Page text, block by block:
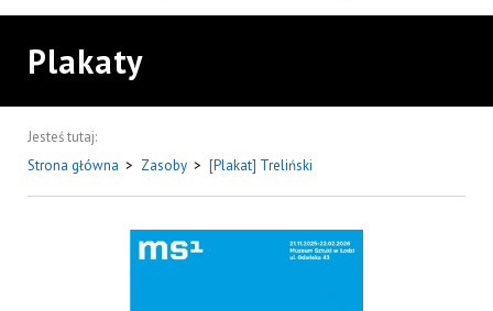
Plakaty
Jesteś tutaj:
Strona główna > Zasoby > [Plakat] Treliński